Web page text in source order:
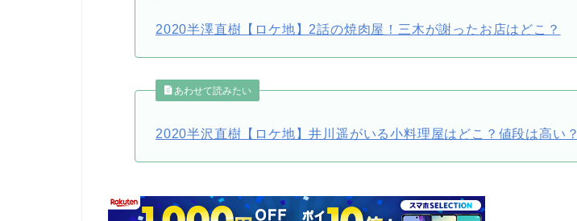
2020半澤直樹【ロケ地】2話の焼肉屋！三木が謝ったお店はどこ？
あわせて読みたい
2020半沢直樹【ロケ地】井川遥がいる小料理屋はどこ？値段は高い？